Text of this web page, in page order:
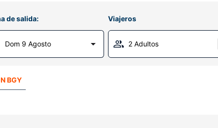
de salida:
Dom 9 Agosto
Viajeros
2 Adultos
BGY